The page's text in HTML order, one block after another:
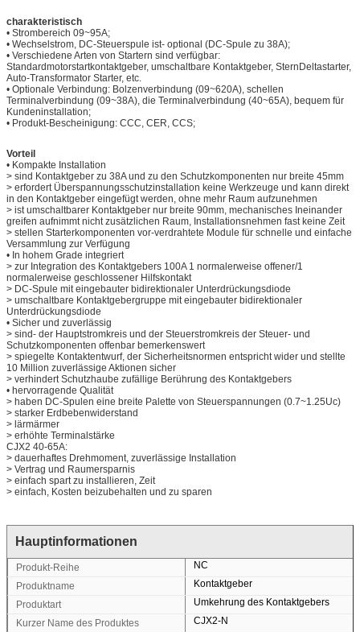
charakteristisch
• Strombereich 09~95A;
• Wechselstrom, DC-Steuerspule ist- optional (DC-Spule zu 38A);
• Verschiedene Arten von Startern sind verfügbar:
Standardmotorstartkontaktgeber, umschaltbare Kontaktgeber, SternDeltastarter,
Auto-Transformator Starter, etc.
• Optionale Verbindung: Bolzenverbindung (09~620A), schellen
Terminalverbindung (09~38A), die Terminalverbindung (40~65A), bequem für
Kundeninstallation;
• Produkt-Bescheinigung: CCC, CER, CCS;
Vorteil
• Kompakte Installation
> sind Kontaktgeber zu 38A und zu den Schutzkomponenten nur breite 45mm
> erfordert Überspannungsschutzinstallation keine Werkzeuge und kann direkt
in den Kontaktgeber eingefügt werden, ohne mehr Raum aufzunehmen
> ist umschaltbarer Kontaktgeber nur breite 90mm, mechanisches Ineinander
greifen aufnimmt nicht zusätzlichen Raum, Installationsnehmen fast keine Zeit
> stellen Starterkomponenten vor-verdrahtete Module für schnelle und einfache
Versammlung zur Verfügung
• In hohem Grade integriert
> zur Integration des Kontaktgebers 100A 1 normalerweise offener/1
normalerweise geschlossener Hilfskontakt
> DC-Spule mit eingebauter bidirektionaler Unterdrückungsdiode
> umschaltbare Kontaktgebergruppe mit eingebauter bidirektionaler
Unterdrückungsdiode
• Sicher und zuverlässig
> sind- der Hauptstromkreis und der Steuerstromkreis der Steuer- und
Schutzkomponenten offenbar bemerkenswert
> spiegelte Kontaktentwurf, der Sicherheitsnormen entspricht wider und stellte
10 Million zuverlässige Aktionen sicher
> verhindert Schutzhaube zufällige Berührung des Kontaktgebers
• hervorragende Qualität
> haben DC-Spulen eine breite Palette von Steuerspannungen (0.7~1.25Uc)
> starker Erdbebenwiderstand
> lärmärmer
> erhöhte Terminalstärke
CJX2 40-65A:
> dauerhaftes Drehmoment, zuverlässige Installation
> Vertrag und Raumersparnis
> einfach spart zu installieren, Zeit
> einfach, Kosten beizubehalten und zu sparen
Hauptinformationen
Produkt-Reihe
NC
Produktname
Kontaktgeber
Produktart
Umkehrung des Kontaktgebers
Kurzer Name des Produktes
CJX2-N